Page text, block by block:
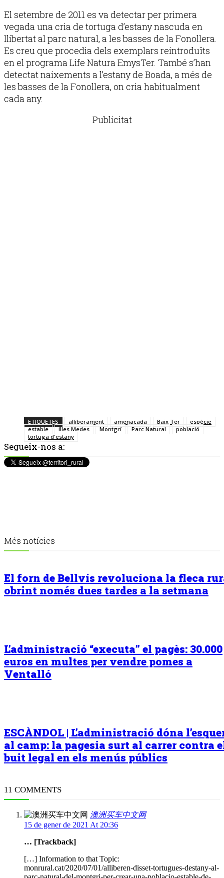
El setembre de 2011 es va detectar per primera
vegada una cria de tortuga d’estany nascuda en
llibertat al parc natural, a les basses de la Fonollera.
Es creu que procedia dels exemplars reintroduïts
en el programa Life Natura EmysTer. També s’han
detectat naixements a l’estany de Boada, a més de
les basses de la Fonollera, on cria habitualment
cada any.
Publicitat
ETIQUETES alliberament amenaçada Baix Ter
espècie
estable
illes Medes Montgrí Parc Natural
població
tortuga d'estany
Segueix-nos a:
Més notícies
El forn de Bellvís revoluciona la fleca
obrint només dues tardes a la setmana
L’administració “executa” el pagès: 30.000
euros en multes per vendre pomes a
Ventalló
ESCÀNDOL | L’administració dóna
al camp: la pagesia surt al carrer contra
buit legal en els menús públics
11 COMMENTS
澳洲买车中文网
15 de gener de 2021 At 20:36
… [Trackback]
[…] Information to that Topic:
monrural.cat/2020/07/01/alliberen-disset-tortugues-destany-al-